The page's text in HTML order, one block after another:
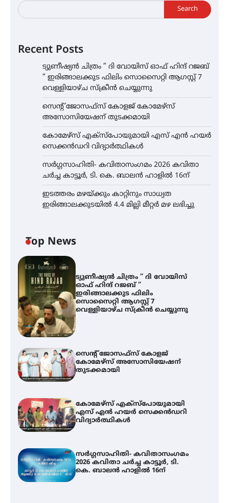
Search
Recent Posts
ട്യുണീഷ്യൻ ചിത്രം ” ദി വോയിസ് ഓഫ് ഹിന്ദ് റജബ്
” ഇരിങ്ങാലക്കുട ഫിലിം സൊസൈറ്റി ആഗസ്റ്റ് 7
വെള്ളിയാഴ്ച സ്‌ക്രീൻ ചെയ്യുന്നു
സെന്റ് ജോസഫ്സ് കോളജ് കോമേഴ്‌സ്
അസോസിയേഷന് തുടക്കമായി
കോമേഴ്സ് എക്സ്പോയുമായി എസ് എൻ ഹയർ
സെക്കൻഡറി വിദ്യാർത്ഥികൾ
സർഗ്ഗസാഹിതി- കവിതാസംഗമം 2026 കവിതാ
ചർച്ച കാട്ടൂർ, ടി. കെ. ബാലൻ ഹാളിൽ 16ന്
ഇടത്തരം മഴയ്ക്കും കാറ്റിനും സാധ്യത
ഇരിങ്ങാലക്കുടയിൽ 4.4 മില്ലി മീറ്റർ മഴ ലഭിച്ചു
Top News
ട്യുണീഷ്യൻ ചിത്രം ” ദി വോയിസ്
ഓഫ് ഹിന്ദ് റജബ് ”
ഇരിങ്ങാലക്കുട ഫിലിം
സൊസൈറ്റി ആഗസ്റ്റ് 7
വെള്ളിയാഴ്ച സ്‌ക്രീൻ ചെയ്യുന്നു
സെന്റ് ജോസഫ്സ് കോളജ്
കോമേഴ്‌സ് അസോസിയേഷന്
തുടക്കമായി
കോമേഴ്സ് എക്സ്പോയുമായി
എസ് എൻ ഹയർ സെക്കൻഡറി
വിദ്യാർത്ഥികൾ
സർഗ്ഗസാഹിതി- കവിതാസംഗമം
2026 കവിതാ ചർച്ച കാട്ടൂർ, ടി.
കെ. ബാലൻ ഹാളിൽ 16ന്